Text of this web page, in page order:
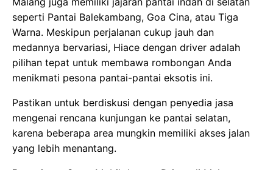
seperti Pantai Balekambang, Goa Cina, atau Tiga
Warna. Meskipun perjalanan cukup jauh dan
medannya bervariasi, Hiace dengan driver adalah
pilihan tepat untuk membawa rombongan Anda
menikmati pesona pantai-pantai eksotis ini.
Pastikan untuk berdiskusi dengan penyedia jasa
mengenai rencana kunjungan ke pantai selatan,
karena beberapa area mungkin memiliki akses jalan
yang lebih menantang.